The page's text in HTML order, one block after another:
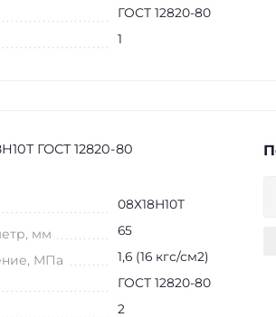
ГОСТ 12820-80
1
ГОСТ 12820-80
08Х18Н10Т
мм 65
МПа 1,6 (16 кгс/см2)
ГОСТ 12820-80
2